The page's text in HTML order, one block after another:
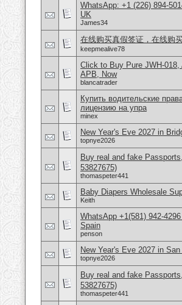
WhatsApp: +1 (226) 894-
UK
James34
在线购买真假签证，在线购
keepmealive78
Click to Buy Pure JWH-
APB, Now
blancatrader
Купить водительские
лицензию на упра
minex
New Year's Eve 2027 in
topnye2026
Buy real and fake
53827675)
thomaspeter441
Baby Diapers Wholesale
Keith
WhatsApp +1(581) 942-
Spain
penson
New Year's Eve 2027 in
topnye2026
Buy real and fake
53827675)
thomaspeter441